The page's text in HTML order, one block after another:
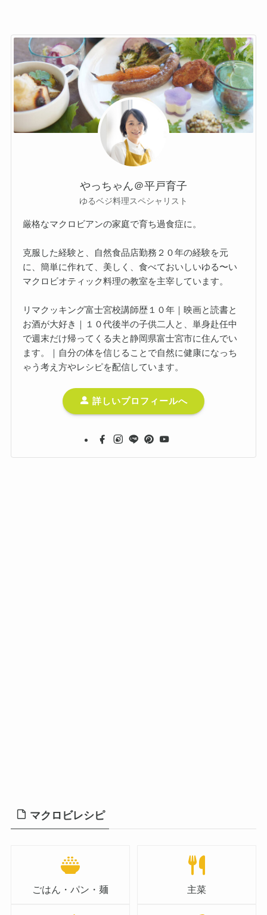
やっちゃん＠平戸育子
ゆるベジ料理スペシャリスト
厳格なマクロビアンの家庭で育ち過食症に。
克服した経験と、自然食品店勤務２０年の経験を元
に、簡単に作れて、美しく、食べておいしいゆる〜い
マクロビオティック料理の教室を主宰しています。
リマクッキング富士宮校講師歴１０年｜映画と読書と
お酒が大好き｜１０代後半の子供二人と、単身赴任中
で週末だけ帰ってくる夫と静岡県富士宮市に住んでい
ます。｜自分の体を信じることで自然に健康になっち
ゃう考え方やレシピを配信しています。
詳しいプロフィールへ
マクロビレシピ
ごはん・パン・麺 主菜